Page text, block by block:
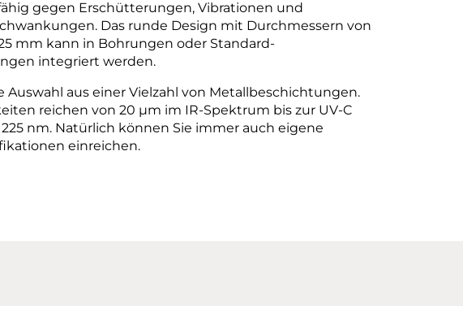
gegen Erschütterungen, Vibrationen und
Das runde Design mit Durchmessern von
mm kann in Bohrungen oder Standard-
integriert werden.
Auswahl aus einer Vielzahl von Metallbeschichtungen.
reichen von 20 µm im IR-Spektrum bis zur UV-C
nm. Natürlich können Sie immer auch eigene
einreichen.